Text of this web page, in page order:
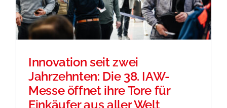
Innovation seit zwei
Jahrzehnten: Die 38. IAW-
Messe öffnet ihre Tore für
Einkäufer aus aller Welt